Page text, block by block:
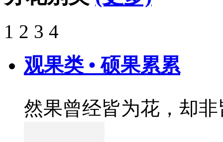
1 2 3 4
观果类 • 硕果累累
然果曾经皆为花，却